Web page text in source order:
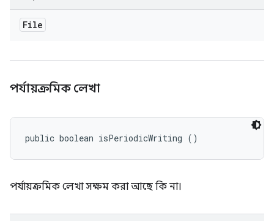
File
পর্যায়ক্রমিক লেখা
public boolean isPeriodicWriting ()
পর্যায়ক্রমিক লেখা সক্ষম করা আছে কি না।